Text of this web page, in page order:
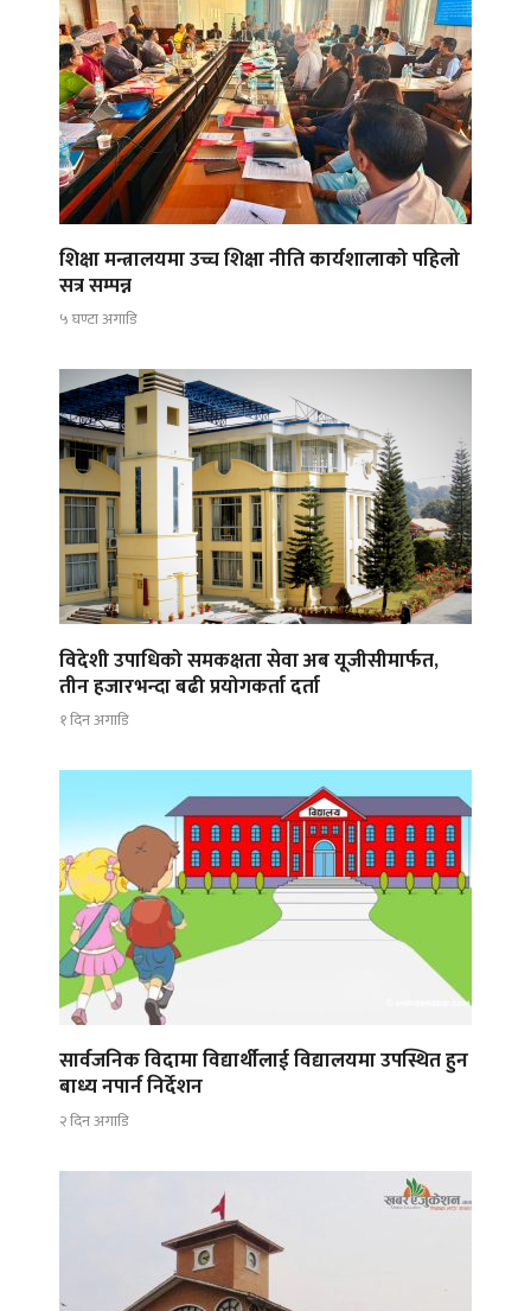
शिक्षा मन्त्रालयमा उच्च शिक्षा नीति कार्यशालाको पहिलो
सत्र सम्पन्न
५ घण्टा अगाडि
विदेशी उपाधिको समकक्षता सेवा अब यूजीसीमार्फत,
तीन हजारभन्दा बढी प्रयोगकर्ता दर्ता
१ दिन अगाडि
सार्वजनिक विदामा विद्यार्थीलाई विद्यालयमा उपस्थित हुन
बाध्य नपार्न निर्देशन
२ दिन अगाडि